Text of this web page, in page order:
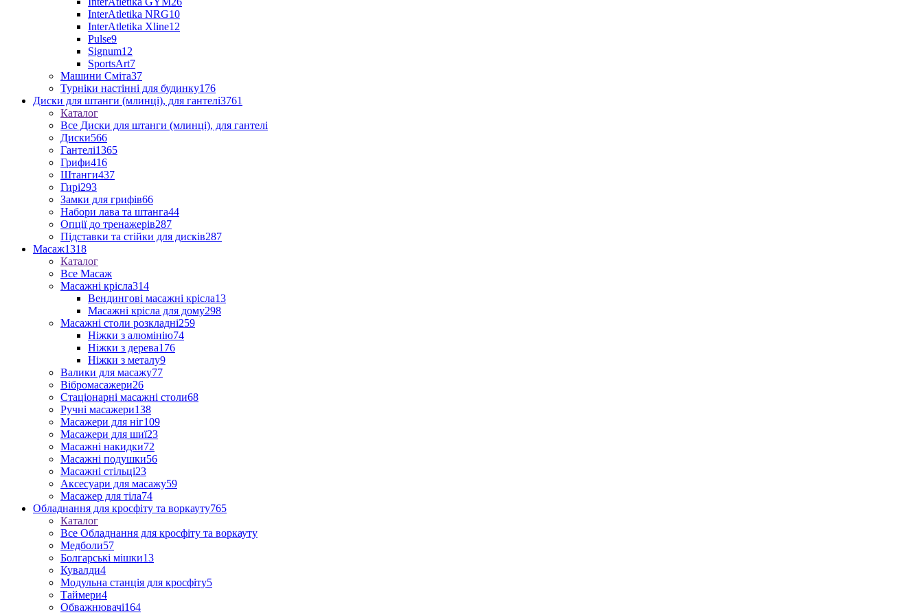
InterAtletika NRG10
InterAtletika Xline12
Pulse9
Signum12
SportsArt7
Машини Сміта37
Турніки настінні для будинку176
Диски для штанги (млинці), для гантелі3761
Каталог
Все Диски для штанги (млинці), для гантелі
Диски566
Гантелі1365
Грифи416
Штанги437
Гирі293
Замки для грифів66
Набори лава та штанга44
Опції до тренажерів287
Підставки та стійки для дисків287
Масаж1318
Каталог
Все Масаж
Масажні крісла314
Вендингові масажні крісла13
Масажні крісла для дому298
Масажні столи розкладні259
Ніжки з алюмінію74
Ніжки з дерева176
Ніжки з металу9
Валики для масажу77
Вібромасажери26
Стаціонарні масажні столи68
Ручні масажери138
Масажери для ніг109
Масажери для шиї23
Масажні накидки72
Масажні подушки56
Масажні стільці23
Аксесуари для масажу59
Масажер для тіла74
Обладнання для кросфіту та воркауту765
Каталог
Все Обладнання для кросфіту та воркауту
Медболи57
Болгарські мішки13
Кувалди4
Модульна станція для кросфіту5
Таймери4
Обважнювачі164